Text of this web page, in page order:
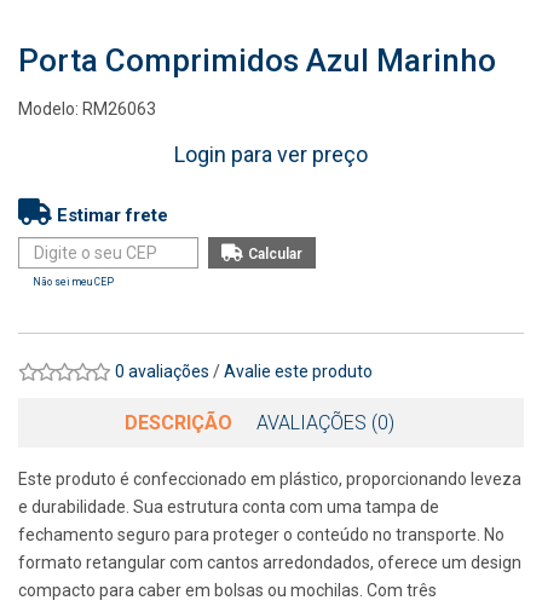
Porta Comprimidos Azul Marinho
Modelo: RM26063
Login para ver preço
Estimar frete
Não sei meu CEP
0 avaliações /Avalie este produto
DESCRIÇÃO AVALIAÇÕES (0)
Este produto é confeccionado em plástico, proporcionando leveza
e durabilidade. Sua estrutura conta com uma tampa de
fechamento seguro para proteger o conteúdo no transporte. No
formato retangular com cantos arredondados, oferece um design
compacto para caber em bolsas ou mochilas. Com três